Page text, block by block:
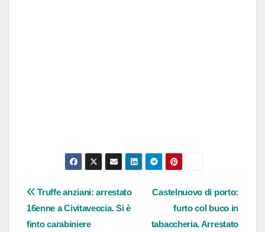
Navigazione
articoli
Castelnuovo di porto:
furto col buco in
tabaccheria. Arrestato
Truffe anziani: arrestato
16enne a Civitaveccia. Si è
finto carabiniere